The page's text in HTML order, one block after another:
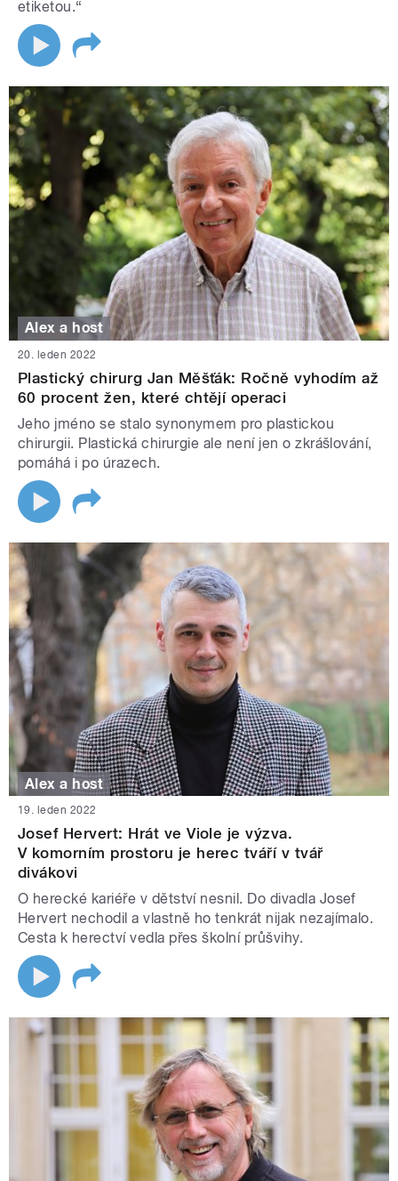
etiketou.“
Alex a host
20. leden 2022
Plastický chirurg Jan Měšťák: Ročně vyhodím až
60 procent žen, které chtějí operaci
Jeho jméno se stalo synonymem pro plastickou
chirurgii. Plastická chirurgie ale není jen o zkrášlování,
pomáhá i po úrazech.
Alex a host
19. leden 2022
Josef Hervert: Hrát ve Viole je výzva.
V komorním prostoru je herec tváří v tvář
divákovi
O herecké kariéře v dětství nesnil. Do divadla Josef
Hervert nechodil a vlastně ho tenkrát nijak nezajímalo.
Cesta k herectví vedla přes školní průšvihy.